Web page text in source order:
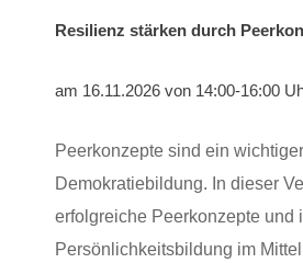
Resilienz stärken durch
am 16.11.2026 von 14:00-16:00
Peerkonzepte sind ein
Demokratiebildung. In dieser
erfolgreiche Peerkonzepte und
Persönlichkeitsbildung im